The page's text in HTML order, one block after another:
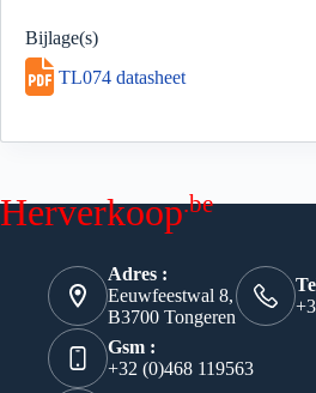
Bijlage(s)
TL074 datasheet
Herverkoop.be
Adres :
Eeuwfeestwal 8,
B3700 Tongeren
Gsm :
+32 (0)468 119563